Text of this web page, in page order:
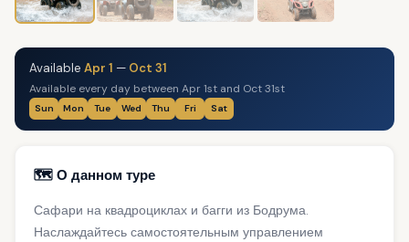
Available Apr 1 — Oct 31
Available every day between Apr 1st and Oct 31st
Sun Mon Tue Wed Thu Fri Sat
🗺️ О данном туре
Сафари на квадроциклах и багги из Бодрума.
Наслаждайтесь самостоятельным управлением